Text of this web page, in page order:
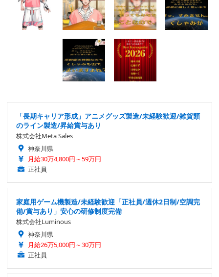
「長期キャリア形成」アニメグッズ製造/未経験歓迎/雑貨類
のライン製造/昇給賞与あり
株式会社Meta Sales
神奈川県
月給30万4,800円～59万円
正社員
家庭用ゲーム機製造/未経験歓迎「正社員/週休2日制/空調完
備/賞与あり」安心の研修制度完備
株式会社Luminous
神奈川県
月給26万5,000円～30万円
正社員